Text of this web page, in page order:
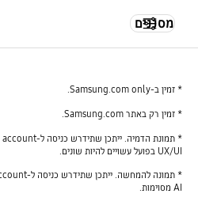
מסננים
* זמין ב-Samsung.com only.
* זמין רק באתר Samsung.com.
UX/UI בפועל עשויים להיות שונים.
AI מסוימות.